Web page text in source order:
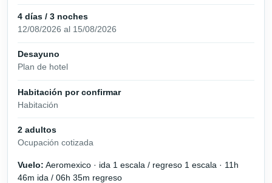
4 días / 3 noches
12/08/2026 al 15/08/2026
Desayuno
Plan de hotel
Habitación por confirmar
Habitación
2 adultos
Ocupación cotizada
Vuelo: Aeromexico · ida 1 escala / regreso 1 escala · 11h
46m ida / 06h 35m regreso